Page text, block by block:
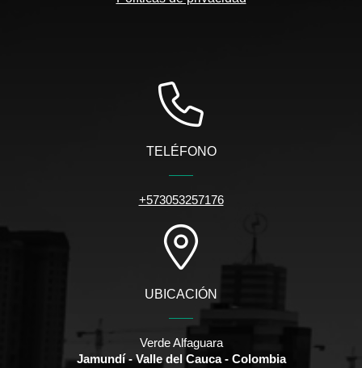
TELÉFONO
+573053257176
UBICACIÓN
Verde Alfaguara
Jamundí - Valle del Cauca - Colombia